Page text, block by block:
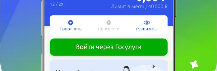
Юридическая информация
Персональные данные
Карта сайта Деятельность в IT
Служба поддержки клиентов:
support@bankiros.ru
8 (800) 777-98-47